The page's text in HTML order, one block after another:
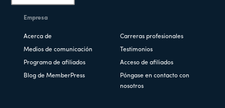
Empresa
Acerca de Carreras profesionales
Medios de comunicación Testimonios
Programa de afiliados Acceso de afiliados
Blog de MemberPress
Póngase en contacto con
nosotros